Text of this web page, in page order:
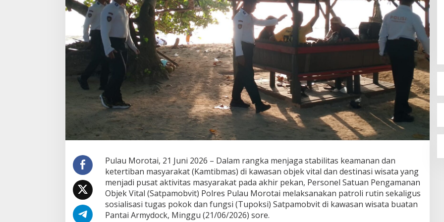
e
s
P
u
l
a
u
M
o
r
o
t
a
J
a
a
K
e
a
m
a
n
Pulau Morotai, 21 Juni 2026 – Dalam rangka menjaga stabilitas keamanan dan
ketertiban masyarakat (Kamtibmas) di kawasan objek vital dan destinasi wisata yang
menjadi pusat aktivitas masyarakat pada akhir pekan, Personel Satuan Pengamanan
Objek Vital (Satpamobvit) Polres Pulau Morotai melaksanakan patroli rutin sekaligus
sosialisasi tugas pokok dan fungsi (Tupoksi) Satpamobvit di kawasan wisata buatan
Pantai Armydock, Minggu (21/06/2026) sore.